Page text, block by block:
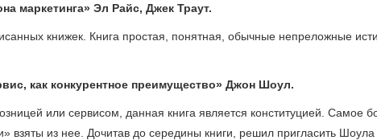
маркетинга» Эл Райс, Джек Траут.
книжек. Книга простая, понятная, обычные непреложные
как конкурентное преимущество» Джон Шоул.
или сервисом, данная книга является конституцией. Самое
взяты из нее. Дочитав до середины книги, решил пригласить